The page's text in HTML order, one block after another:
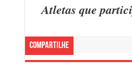
Atletas que
Compartilhe